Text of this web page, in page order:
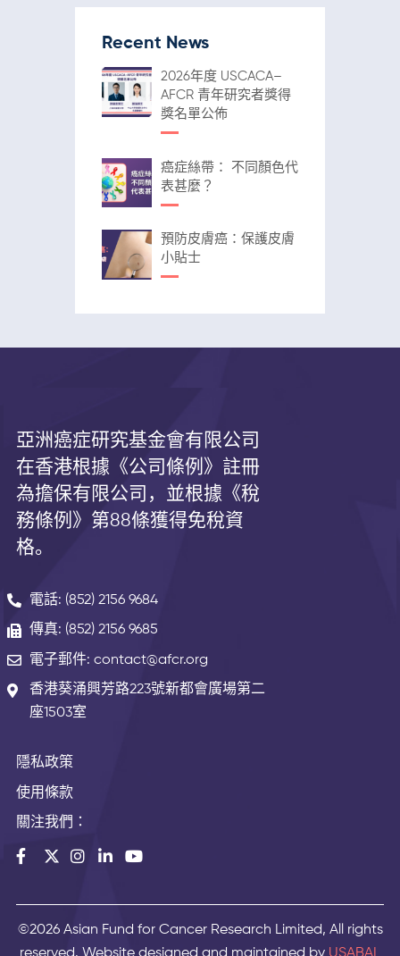
Recent News
2026年度 USCACA–
AFCR 青年研究者獎得
獎名單公佈
癌症絲帶： 不同顏色代
表甚麼？
預防皮膚癌：保護皮膚
小貼士
亞洲癌症研究基金會有限公司
在香港根據《公司條例》註冊
為擔保有限公司，並根據《稅
務條例》第88條獲得免稅資
格。
電話: (852) 2156 9684
傳真: (852) 2156 9685
電子郵件: contact@afcr.org
香港葵涌興芳路223號新都會廣場第二
座1503室
隱私政策
使用條款
關注我們：
©2026 Asian Fund for Cancer Research Limited, All rights